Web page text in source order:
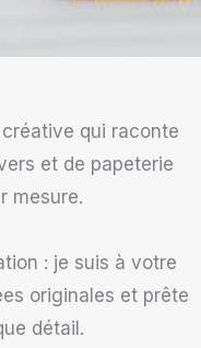
qui raconte
et de papeterie
mesure.
: je suis à votre
originales et prête
détail.